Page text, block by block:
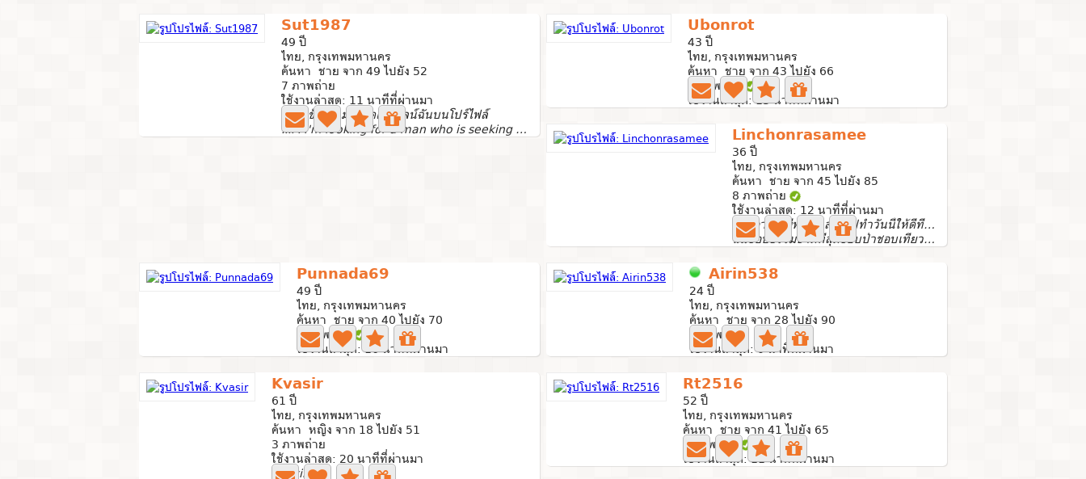
Sut1987
49 ปี
ไทย, กรุงเทพมหานคร
ค้นหา ชาย จาก 49 ไปยัง 52
7 ภาพถ่าย
ใช้งานล่าสุด: 11 นาทีที่ผ่านมา
คำส่งข้อความจำกัดแอดไลน์ฉันบนโปร์ไฟล์
.... . I'm looking for a man who is seeking a serious and...
Ubonrot
43 ปี
ไทย, กรุงเทพมหานคร
ค้นหา ชาย จาก 43 ไปยัง 66
3 ภาพถ่าย
ใช้งานล่าสุด: 13 นาทีที่ผ่านมา
Linchonrasamee
36 ปี
ไทย, กรุงเทพมหานคร
ค้นหา ชาย จาก 45 ไปยัง 85
8 ภาพถ่าย
ใช้งานล่าสุด: 12 นาทีที่ผ่านมา
ชีวิตอาจไม่มีพรุ้งนี้เสมอไปทำวันนี้ให้ดีที่สุดก็พอ
ฉันชอบธรรมชาติที่สุดชอบป่าชอบเที่ยวภูเขาชอบดอกไม้ฉันไม่ชอ...
Punnada69
49 ปี
ไทย, กรุงเทพมหานคร
ค้นหา ชาย จาก 40 ไปยัง 70
5 ภาพถ่าย
ใช้งานล่าสุด: 16 นาทีที่ผ่านมา
Airin538
24 ปี
ไทย, กรุงเทพมหานคร
ค้นหา ชาย จาก 28 ไปยัง 90
1 ภาพถ่าย
ใช้งานล่าสุด: 0 นาทีที่ผ่านมา
Kvasir
61 ปี
ไทย, กรุงเทพมหานคร
ค้นหา หญิง จาก 18 ไปยัง 51
3 ภาพถ่าย
ใช้งานล่าสุด: 20 นาทีที่ผ่านมา
Looking
Rt2516
52 ปี
ไทย, กรุงเทพมหานคร
ค้นหา ชาย จาก 41 ไปยัง 65
2 ภาพถ่าย
ใช้งานล่าสุด: 11 นาทีที่ผ่านมา